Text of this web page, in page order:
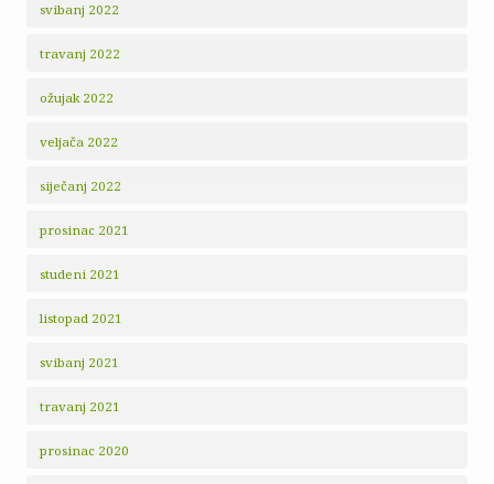
svibanj 2022
travanj 2022
ožujak 2022
veljača 2022
siječanj 2022
prosinac 2021
studeni 2021
listopad 2021
svibanj 2021
travanj 2021
prosinac 2020